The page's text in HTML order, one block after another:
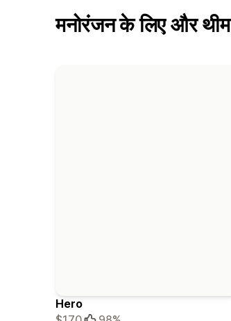
मनोरंजन के लिए और थीम
Hero